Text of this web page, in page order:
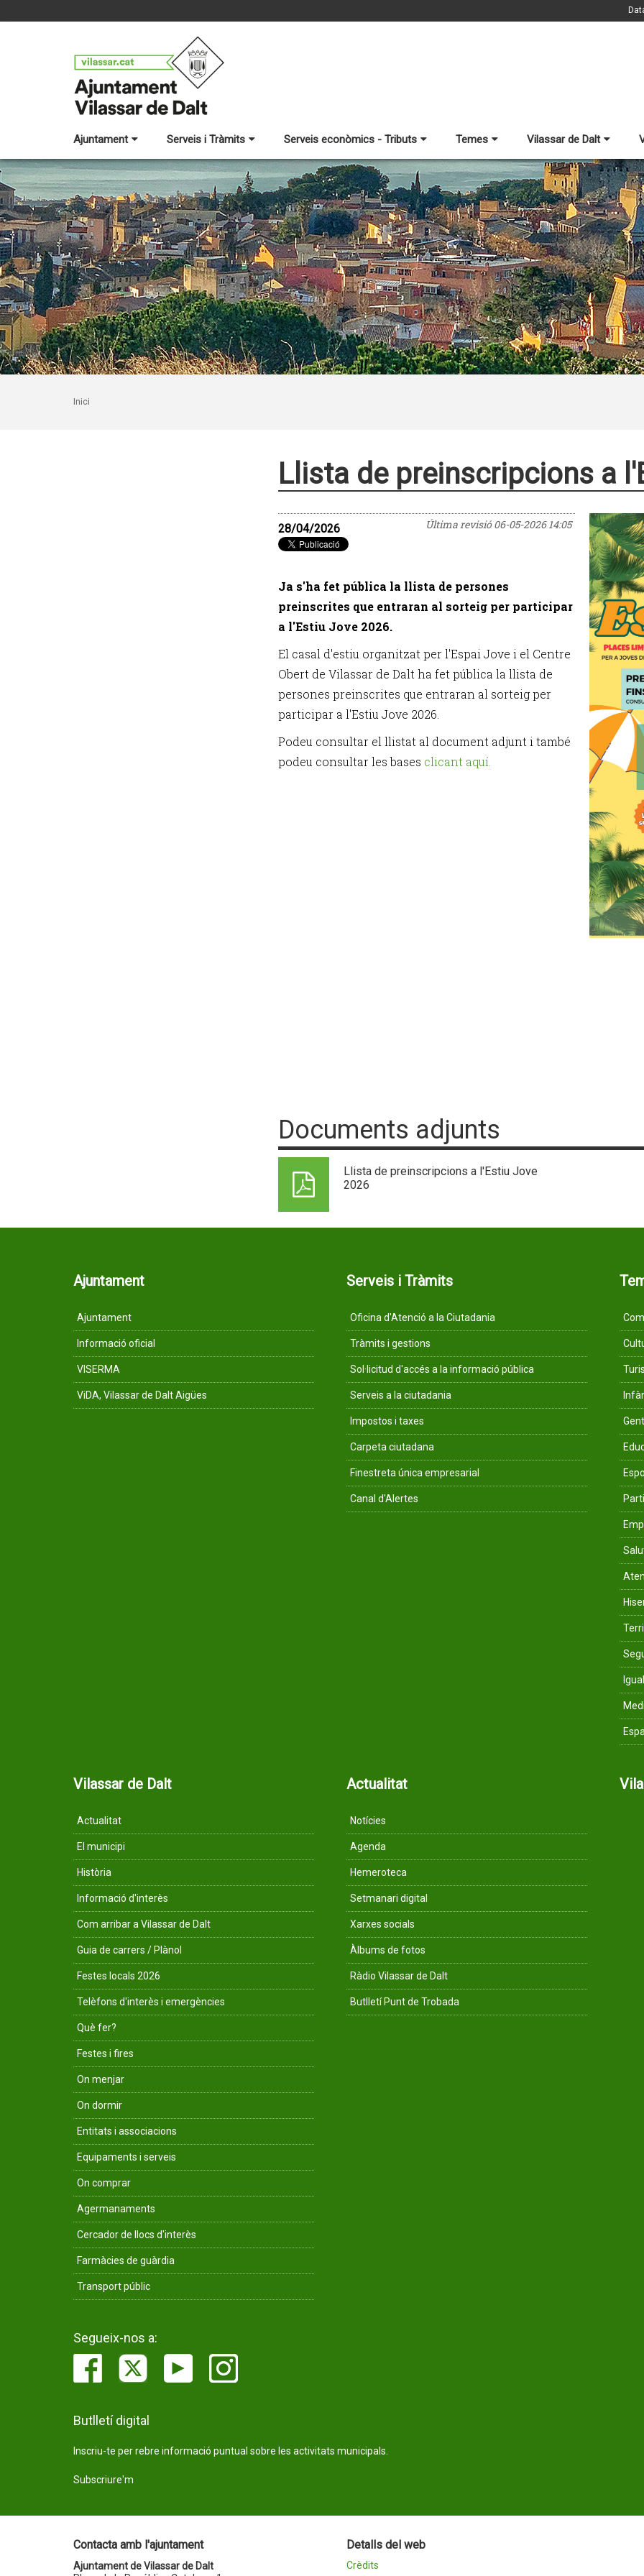
Ajuntament Serveis i Tràmits Serveis econòmics - Tributs Temes Vilassar de Dalt
Inici
Llista de preinscripcions a
Última revisió06-05-2026 14:05
28/04/2026
Ja s'ha fet pública la llista de persones
preinscrites que entraran al sorteig per participar
a l'Estiu Jove 2026.
El casal d'estiu organitzat per l'Espai Jove i el Centre
Obert de Vilassar de Dalt ha fet pública la llista de
persones preinscrites que entraran al sorteig per
participar a l'Estiu Jove 2026.
Podeu consultar el llistat al document adjunt i també
podeu consultar les bases clicant aquí
Documents adjunts
Llista de preinscripcions a l'Estiu Jove
2026
Ajuntament
Ajuntament
Informació oficial
VISERMA
ViDA, Vilassar de Dalt Aigües
Serveis i Tràmits
Oficina d'Atenció a la Ciutadania
Tràmits i gestions
Sol·licitud d'accés a la informació pública
Serveis a la ciutadania
Impostos i taxes
Carpeta ciutadana
Finestreta única empresarial
Canal d'Alertes
Vilassar de Dalt
Actualitat
El municipi
Història
Informació d'interès
Com arribar a Vilassar de Dalt
Guia de carrers / Plànol
Festes locals 2026
Telèfons d'interès i emergències
Què fer?
Festes i fires
On menjar
On dormir
Entitats i associacions
Equipaments i serveis
On comprar
Agermanaments
Cercador de llocs d'interès
Farmàcies de guàrdia
Transport públic
Actualitat
Notícies
Agenda
Hemeroteca
Setmanari digital
Xarxes socials
Àlbums de fotos
Ràdio Vilassar de Dalt
Butlletí Punt de Trobada
Segueix-nos a:
Butlletí digital
Inscriu-te per rebre informació puntual sobre les activitats municipals.
Subscriure'm
Contacta amb l'ajuntament
Ajuntament de Vilassar de Dalt
Detalls del web
Crèdits